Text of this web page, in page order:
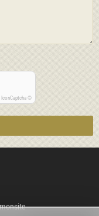
IconCaptcha ©